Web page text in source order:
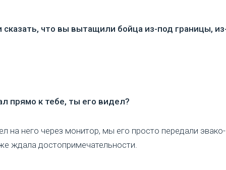
что вы вытащили бойца из-под границы,
прямо к тебе, ты его видел?
на него через монитор, мы его просто передали эвако-
ждала достопримечательности.